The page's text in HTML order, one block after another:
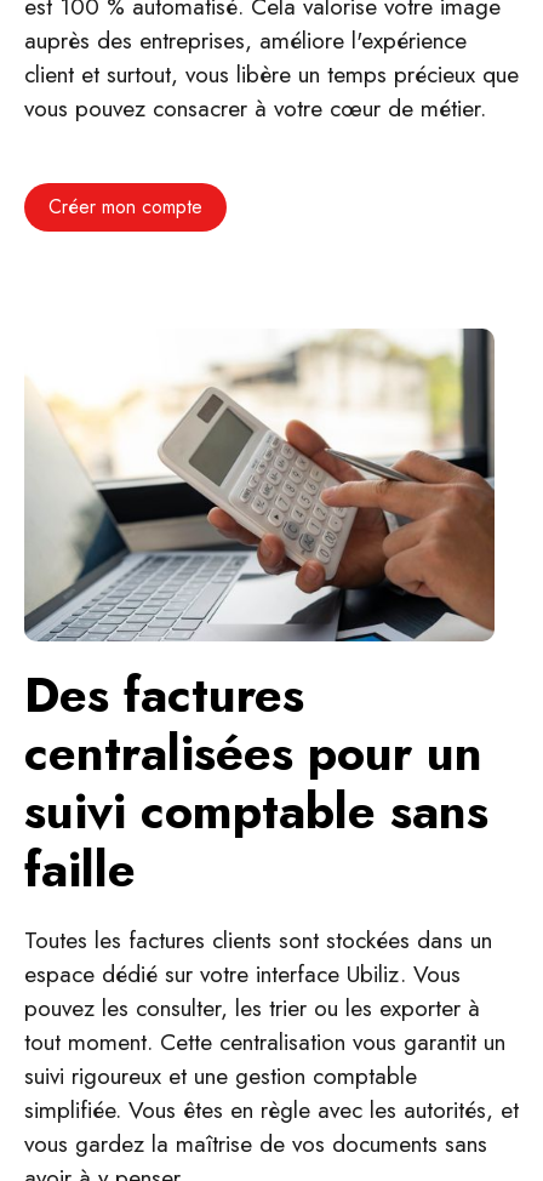
auprès des entreprises, améliore l'expérience
client et surtout, vous libère un temps précieux que
vous pouvez consacrer à votre cœur de métier.
Créer mon compte
Des factures
centralisées pour un
suivi comptable sans
faille
Toutes les factures clients sont stockées dans un
espace dédié sur votre interface Ubiliz. Vous
pouvez les consulter, les trier ou les exporter à
tout moment. Cette centralisation vous garantit un
suivi rigoureux et une gestion comptable
simplifiée. Vous êtes en règle avec les autorités, et
vous gardez la maîtrise de vos documents sans